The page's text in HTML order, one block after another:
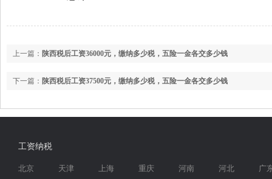
上一篇： 陕西税后工资36000元，缴纳多少税，五险一金各交多少钱
下一篇： 陕西税后工资37500元，缴纳多少税，五险一金各交多少钱
工资纳税
北京 天津 上海 重庆 河南 河北
广